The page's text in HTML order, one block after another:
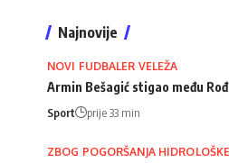
Najnovije
NOVI FUDBALER VELEŽA
Armin Bešagić stigao među
Sport prije 33 min
ZBOG POGORŠANJA